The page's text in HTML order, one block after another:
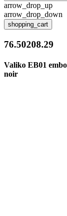
arrow_drop_up
arrow_drop_down
shopping_cart
76.50208.29
Valiko EB01
noir